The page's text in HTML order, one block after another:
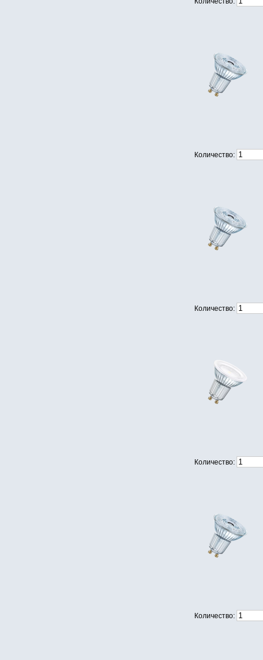
Количество:
Количество:
Количество:
Количество: